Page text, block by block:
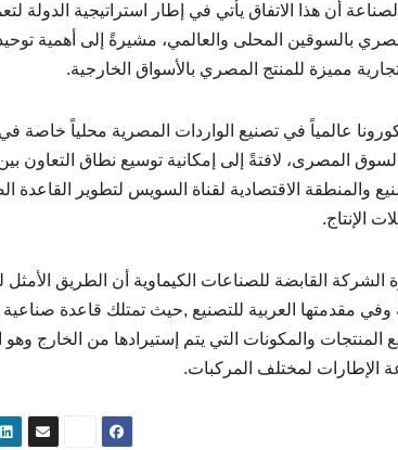
أن هذا الاتفاق يأتي في إطار استراتيجية الدولة
بالسوقين المحلى والعالمي، مشيرةً إلى أهمية
مميزة للمنتج المصري بالأسواق الخارجية.
عالمياً في تصنيع الواردات المصرية محلياً خاصة
المصرى، لافتةً إلى إمكانية توسيع نطاق التعاون
والمنطقة الاقتصادية لقناة السويس لتطوير القاعدة
الإنتاج.
القابضة للصناعات الكيماوية أن الطريق الأمثل
وفي مقدمتها العربية للتصنيع ,حيث تمتلك قاعدة صناعية
والمكونات التي يتم إستيرادها من الخارج وهو
الإطارات لمختلف المركبات.